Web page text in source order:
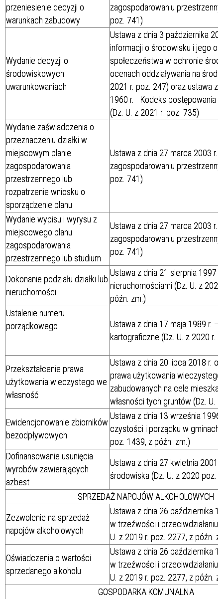
przeniesienie decyzji o
warunkach zabudowy
zagospodarowaniu
poz. 741)
Wydanie decyzji o
środowiskowych
uwarunkowaniach
Ustawa z dnia 3 października
informacji o środowisku i jego
społeczeństwa w ochronie
ocenach oddziaływania na
2021 r. poz. 247) oraz ustawa z
1960 r. - Kodeks postępowania
(Dz. U. z 2021 r. poz. 735)
Wydanie zaświadczenia o
przeznaczeniu działki w
miejscowym planie
zagospodarowania
przestrzennego lub
rozpatrzenie wniosku o
sporządzenie planu
Ustawa z dnia 27 marca 2003 r.
zagospodarowaniu
poz. 741)
Wydanie wypisu i wyrysu z
miejscowego planu
zagospodarowania
przestrzennego lub studium
Ustawa z dnia 27 marca 2003 r.
zagospodarowaniu
poz. 741)
Dokonanie podziału działki lub
nieruchomości
Ustawa z dnia 21 sierpnia 1997
nieruchomościami (Dz. U. z
późn. zm.)
Ustalenie numeru
porządkowego
Ustawa z dnia 17 maja 1989 r. –
kartograficzne (Dz. U. z 2020 r.
Przekształcenie prawa
użytkowania wieczystego we
własność
Ustawa z dnia 20 lipca 2018 r. o
prawa użytkowania
zabudowanych na cele
własności tych gruntów (Dz. U.
Ewidencjonowanie zbiorników
bezodpływowych
Ustawa z dnia 13 września 1996
czystości i porządku w gminach
poz. 1439, z późn. zm.)
Dofinansowanie usunięcia
wyrobów zawierających
azbest
Ustawa z dnia 27 kwietnia 2001
środowiska (Dz. U. z 2020 poz.
SPRZEDAŻ NAPOJÓW ALKOHOLOWYCH
Zezwolenie na sprzedaż
napojów alkoholowych
Ustawa z dnia 26 października
w trzeźwości i przeciwdziałaniu
U. z 2019 r. poz. 2277, z późn.
Oświadczenia o wartości
sprzedanego alkoholu
Ustawa z dnia 26 października
w trzeźwości i przeciwdziałaniu
U. z 2019 r. poz. 2277, z późn.
GOSPODARKA KOMUNALNA